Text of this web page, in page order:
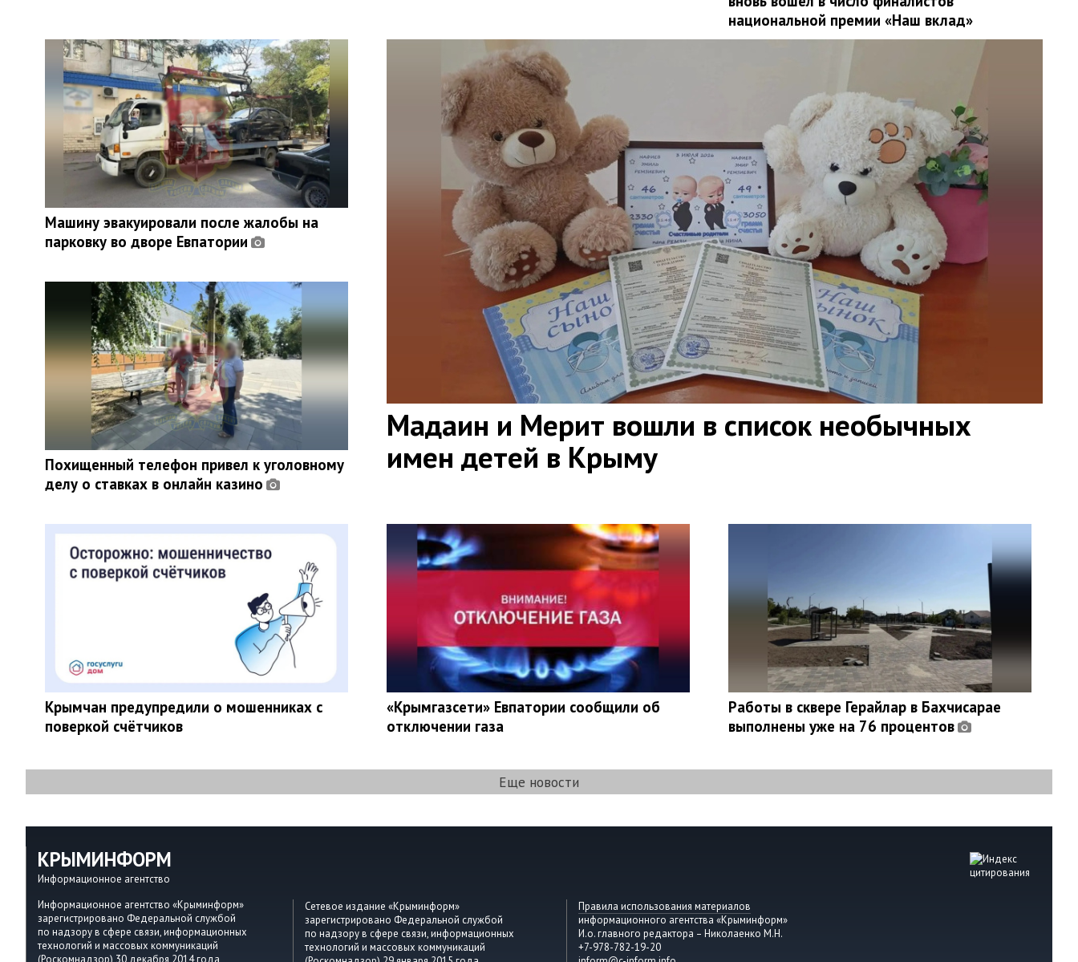
национальной премии «Наш вклад»
Мадаин и Мерит вошли в список необычных
имен детей в Крыму
Машину эвакуировали после жалобы на
парковку во дворе Евпатории
Похищенный телефон привел к уголовному
делу о ставках в онлайн казино
Крымчан предупредили о мошенниках с
поверкой счётчиков
«Крымгазсети» Евпатории сообщили об
отключении газа
Работы в сквере Герайлар в Бахчисарае
выполнены уже на 76 процентов
Еще новости
КРЫМИНФОРМ
Информационное агентство
Информационное агентство «Крыминформ»
зарегистрировано Федеральной службой
по надзору в сфере связи, информационных
технологий и массовых коммуникаций
(Роскомнадзор) 30 декабря 2014 года,
Сетевое издание «Крыминформ»
зарегистрировано Федеральной службой
по надзору в сфере связи, информационных
технологий и массовых коммуникаций
Правила использования материалов
информационного агентства «Крыминформ»
И.о. главного редактора – Николаенко М.Н.
+7-978-782-19-20